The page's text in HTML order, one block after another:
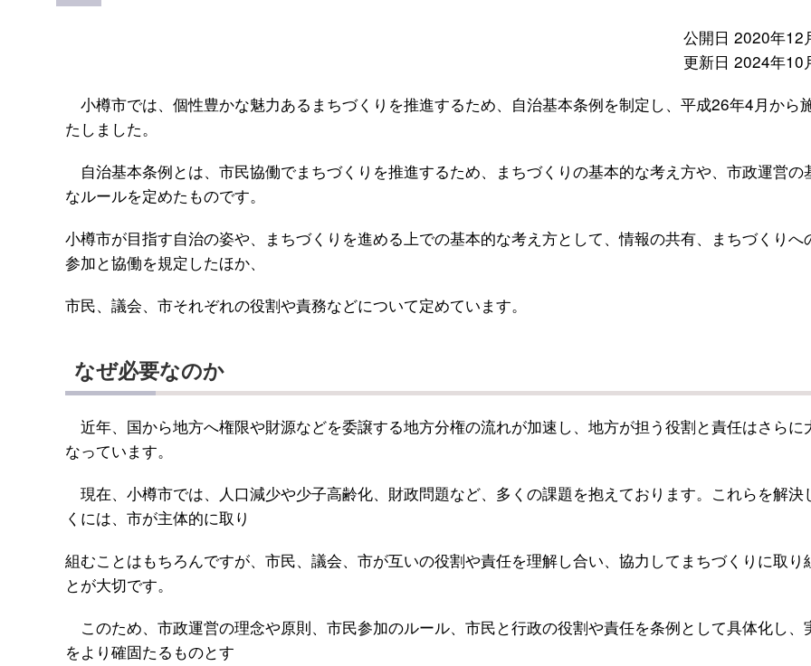
公開日 2020年12
更新日 2024年10
小樽市では、個性豊かな魅力あるまちづくりを推進するため、自治基本条例を制定し、平成26年4月から
たしました。
自治基本条例とは、市民協働でまちづくりを推進するため、まちづくりの基本的な考え方や、市政運営の
なルールを定めたものです。
小樽市が目指す自治の姿や、まちづくりを進める上での基本的な考え方として、情報の共有、まちづくりへ
参加と協働を規定したほか、
市民、議会、市それぞれの役割や責務などについて定めています。
なぜ必要なのか
近年、国から地方へ権限や財源などを委譲する地方分権の流れが加速し、地方が担う役割と責任はさらに
なっています。
現在、小樽市では、人口減少や少子高齢化、財政問題など、多くの課題を抱えております。これらを解決
くには、市が主体的に取り
組むことはもちろんですが、市民、議会、市が互いの役割や責任を理解し合い、協力してまちづくりに取り
とが大切です。
このため、市政運営の理念や原則、市民参加のルール、市民と行政の役割や責任を条例として具体化し、
をより確固たるものとす